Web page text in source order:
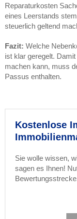
Reparaturkosten
eines Leerstands
steuerlich geltend
Fazit: Welche
ist klar geregelt.
machen kann, muss
Passus enthalten.
Kostenlose
Sie wolle wissen,
sagen es Ihnen!